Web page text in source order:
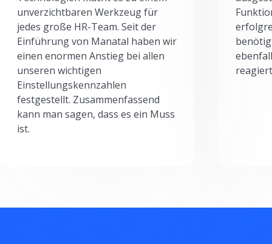
unverzichtbaren Werkzeug für
jedes große HR-Team. Seit der
Einführung von Manatal haben wir
einen enormen Anstieg bei allen
unseren wichtigen
Einstellungskennzahlen
festgestellt. Zusammenfassend
kann man sagen, dass es ein Muss
ist.